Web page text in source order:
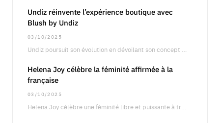
Undiz réinvente l’expérience boutique avec
Blush by Undiz
03/10/2025
Helena Joy célèbre la féminité affirmée à la
française
03/10/2025